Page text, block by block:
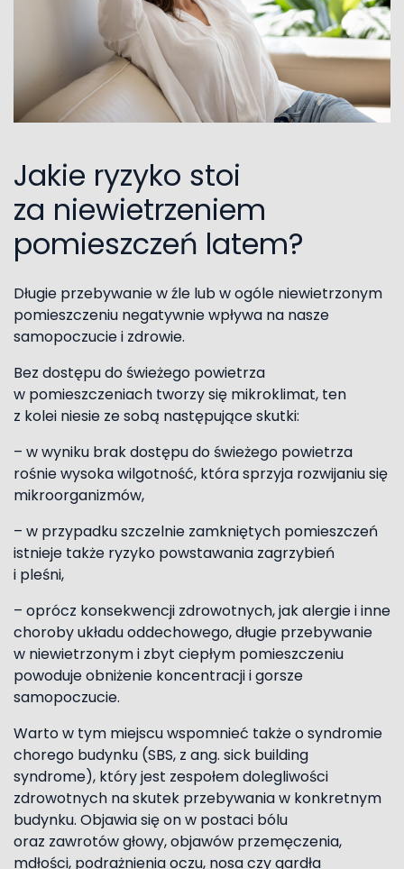
Jakie ryzyko stoi
za niewietrzeniem
pomieszczeń latem?
Długie przebywanie w źle lub w ogóle niewietrzonym
pomieszczeniu negatywnie wpływa na nasze
samopoczucie i zdrowie.
Bez dostępu do świeżego powietrza
w pomieszczeniach tworzy się mikroklimat, ten
z kolei niesie ze sobą następujące skutki:
– w wyniku brak dostępu do świeżego powietrza
rośnie wysoka wilgotność, która sprzyja rozwijaniu się
mikroorganizmów,
– w przypadku szczelnie zamkniętych pomieszczeń
istnieje także ryzyko powstawania zagrzybień
i pleśni,
– oprócz konsekwencji zdrowotnych, jak alergie i inne
choroby układu oddechowego, długie przebywanie
w niewietrzonym i zbyt ciepłym pomieszczeniu
powoduje obniżenie koncentracji i gorsze
samopoczucie.
Warto w tym miejscu wspomnieć także o syndromie
chorego budynku (SBS, z ang. sick building
syndrome), który jest zespołem dolegliwości
zdrowotnych na skutek przebywania w konkretnym
budynku. Objawia się on w postaci bólu
oraz zawrotów głowy, objawów przemęczenia,
mdłości, podrażnienia oczu, nosa czy gardła